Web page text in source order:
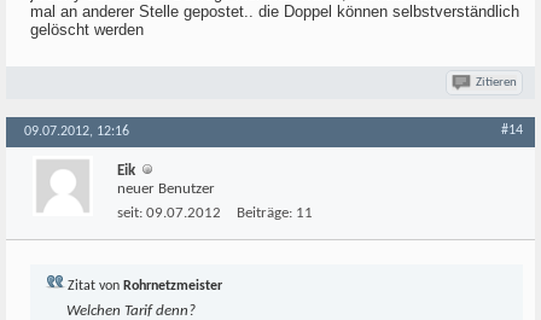
mal an anderer Stelle gepostet.. die Doppel können selbstverständlich
gelöscht werden
Zitieren
09.07.2012, 12:16 #14
Eik
neuer Benutzer
seit: 09.07.2012 Beiträge: 11
Zitat von Rohrnetzmeister
Welchen Tarif denn?